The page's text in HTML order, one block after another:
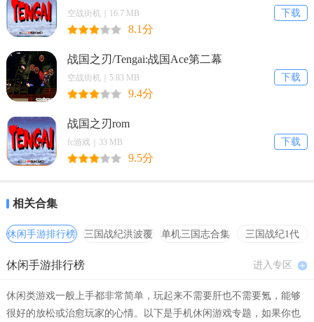
及“威力炸弹攻击”。
普通攻击：这就是最简单的子弹攻击，可以连射。
Cannon射击：这是破坏力比普通射击高很多，不过无法连射。
威力炸弹攻击：威力炸弹攻击则是射击游戏中常见的无敌攻击。
彩京战国之刃无限命版玩法
通过"P"物品强化，同时增加了选项。
释放可选射击消灭敌人。
不要害怕，点击框只是上半身。
本地排名将支持所有难度级别和您自己的飞机。
下载
空战街机｜16.7 MB
8.1分
战国之刃/Tengai:战国Ace第二幕
下载
空战街机｜5.83 MB
9.4分
战国之刃rom
下载
fc游戏｜33 MB
9.5分
相关合集
休闲手游排行榜
三国战纪洪波覆
单机三国志合集
三国战纪1代
休闲手游排行榜 进入专区
休闲类游戏一般上手都非常简单，玩起来不需要肝也不需要氪，能够
很好的放松或治愈玩家的心情。以下是手机休闲游戏专题，如果你也